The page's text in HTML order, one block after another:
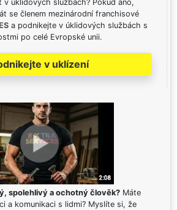
v úklidových službách? Pokud ano,
se členem mezinárodní franchisové
a podnikejte v úklidových službách s
po celé Evropské unii.
v uklízení
spolehlivý a ochotný člověk? Máte
a komunikaci s lidmi? Myslíte si, že